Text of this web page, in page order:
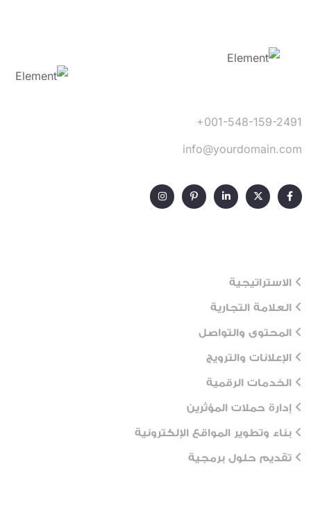
+001-548-159-2491
info@yourdomain.com
الاستراتيجية
العلامة التجارية
المحتوى والتواصل
الإعلانات والترويج
الخدمات الرقمية
إدارة حملات المؤثرين
بناء وتطوير المواقع الإلكترونية
تقديم حلول برمجية